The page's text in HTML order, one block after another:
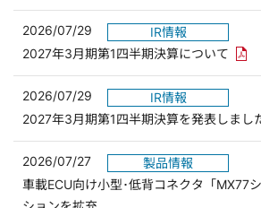
2026/07/29
IR情報
2027年3月期第1四半期決算について
2026/07/29
IR情報
2027年3月期第1四半期決算を発表しまし
2026/07/27
製品情報
車載ECU向け小型･低背コネクタ「MX77